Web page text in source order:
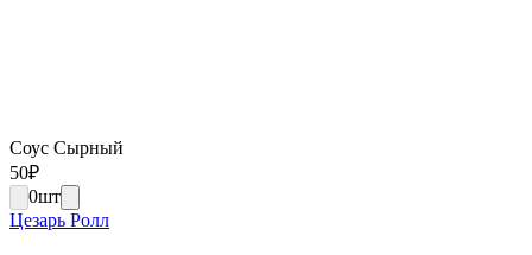
Соус Сырный
50₽
0шт
Цезарь Ролл